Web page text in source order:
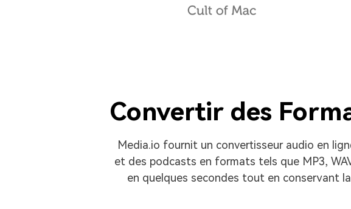
Convertir des
Media.io fournit un convertisseur audio en
et des podcasts en formats tels que MP3,
en quelques secondes tout en conservant